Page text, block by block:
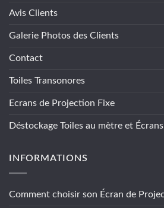
Avis Clients
Galerie Photos des Clients
Contact
Toiles Transonores
Ecrans de Projection Fixe
Déstockage Toiles au mètre et
INFORMATIONS
Comment choisir son Écran de